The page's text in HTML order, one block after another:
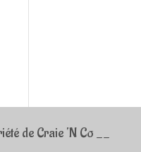
de Craie ‘N Co __